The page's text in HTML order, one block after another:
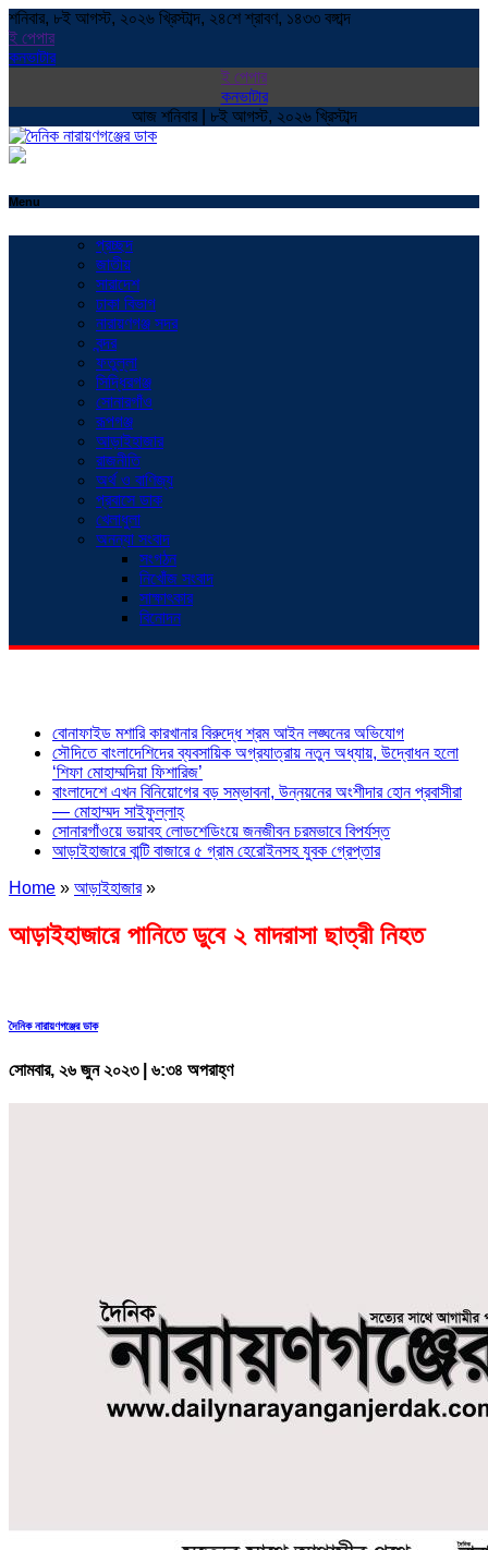
শনিবার, ৮ই আগস্ট, ২০২৬ খ্রিস্টাব্দ, ২৪শে শ্রাবণ, ১৪৩৩ বঙ্গাব্দ
ই পেপার
কনভাটার
ই পেপার
কনভাটার
আজ শনিবার | ৮ই আগস্ট, ২০২৬ খ্রিস্টাব্দ
Menu
প্রচ্ছদ
জাতীয়
সারাদেশ
ঢাকা বিভাগ
নারায়ণগঞ্জ সদর
বন্দর
ফতুল্লা
সিদ্ধিরগঞ্জ
সোনারগাঁও
রূপগঞ্জ
আড়াইহাজার
রাজনীতি
অর্থ ও বাণিজ্য
প্রবাসে ডাক
খেলাধুলা
অনন্যা সংবাদ
সংগঠন
নিখোঁজ সংবাদ
সাক্ষাৎকার
বিনোদন
বোনাফাইড মশারি কারখানার বিরুদ্ধে শ্রম আইন লঙ্ঘনের অভিযোগ
সৌদিতে বাংলাদেশিদের ব্যবসায়িক অগ্রযাত্রায় নতুন অধ্যায়, উদ্বোধন হলো
‘শিফা মোহাম্মদিয়া ফিশারিজ’
বাংলাদেশে এখন বিনিয়োগের বড় সম্ভাবনা, উন্নয়নের অংশীদার হোন প্রবাসীরা
— মোহাম্মদ সাইফুল্লাহ্
সোনারগাঁওয়ে ভয়াবহ লোডশেডিংয়ে জনজীবন চরমভাবে বিপর্যস্ত
আড়াইহাজারে বান্টি বাজারে ৫ গ্রাম হেরোইনসহ যুবক গ্রেপ্তার
Home » আড়াইহাজার»
আড়াইহাজারে পানিতে ডুবে ২ মাদরাসা ছাত্রী নিহত
দৈনিক নারায়ণগঞ্জের ডাক
সোমবার, ২৬ জুন ২০২৩ | ৬:৩৪ অপরাহ্ণ